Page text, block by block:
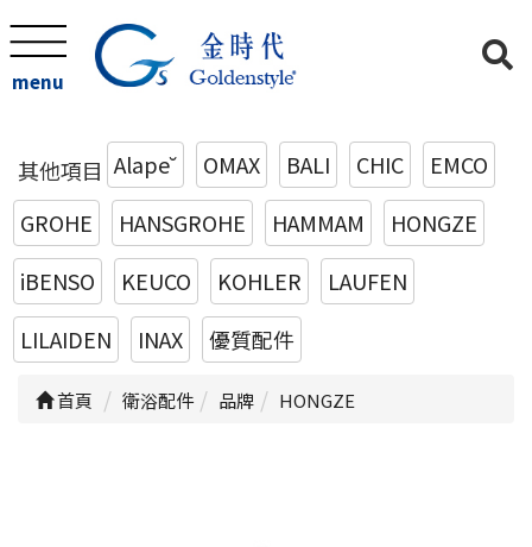
menu
其他項目 Alape˘ OMAX BALI CHIC
EMCO
GROHE
HANSGROHE HAMMAM
HONGZE
iBENSO
KEUCO KOHLER
LAUFEN
LILAIDEN
INAX 優質配件
首頁 衛浴配件 品牌 HONGZE